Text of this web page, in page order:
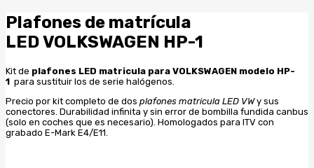
Plafones de matrícula
LED VOLKSWAGEN HP-1
Kit de plafones LED matricula para VOLKSWAGEN modelo HP-
1 para sustituir los de serie halógenos.
Precio por kit completo de dos plafones matricula LED VWy sus
conectores. Durabilidad infinita y sin error de bombilla fundida canbus
(solo en coches que es necesario). Homologados para ITV con
grabado E-Mark E4/E11.